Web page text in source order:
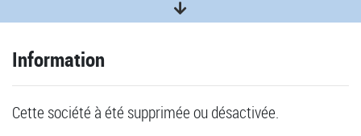
Information
Cette société à été supprimée ou désactivée.